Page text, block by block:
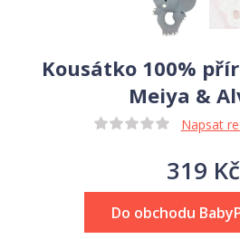
Kousátko 100%
Meiya &
Napsat
319 Kč
Do obchodu